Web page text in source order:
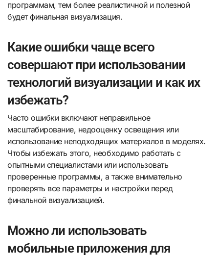
программам, тем более реалистичной и полезной
будет финальная визуализация.
Какие ошибки чаще всего
совершают при использовании
технологий визуализации и как их
избежать?
Часто ошибки включают неправильное
масштабирование, недооценку освещения или
использование неподходящих материалов в моделях.
Чтобы избежать этого, необходимо работать с
опытными специалистами или использовать
проверенные программы, а также внимательно
проверять все параметры и настройки перед
финальной визуализацией.
Можно ли использовать
мобильные приложения для